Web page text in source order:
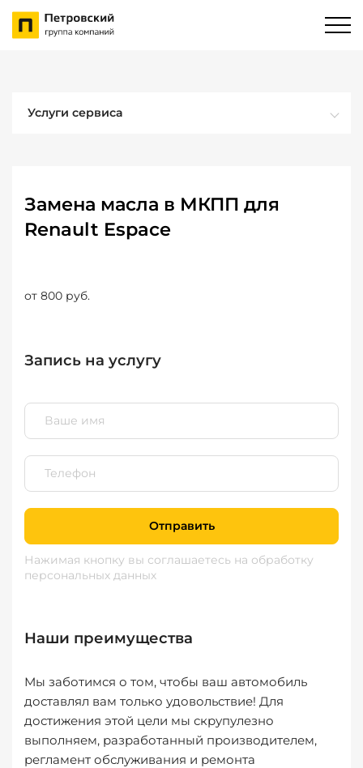
Услуги сервиса
Замена масла в МКПП для
Renault Espace
от 800 руб.
Запись на услугу
Отправить
Нажимая кнопку вы соглашаетесь на обработку
персональных данных
Наши преимущества
Мы заботимся о том, чтобы ваш автомобиль
доставлял вам только удовольствие! Для
достижения этой цели мы скрупулезно
выполняем, разработанный производителем,
регламент обслуживания и ремонта